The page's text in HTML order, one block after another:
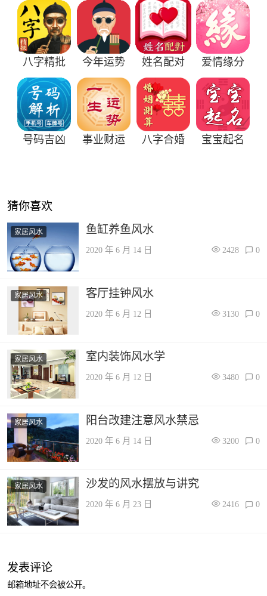
八字精批 今年运势 姓名配对 爱情缘分
号码吉凶 事业财运 八字合婚 宝宝起名
猜你喜欢
家居风水 鱼缸养鱼风水
2020 年 6 月 14 日 2428 0
家居风水 客厅挂钟风水
2020 年 6 月 12 日 3130 0
家居风水 室内装饰风水学
2020 年 6 月 12 日 3480 0
家居风水 阳台改建注意风水禁忌
2020 年 6 月 14 日 3200 0
家居风水 沙发的风水摆放与讲究
2020 年 6 月 23 日 2416 0
发表评论
邮箱地址不会被公开。